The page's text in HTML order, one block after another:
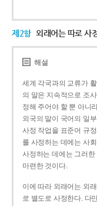
제2항 외래어는 따로 사
해설
세계 각국과의 교류가
의 말은 지속적으로 조
정해 주어야 할 뿐 아니
외국의 말이 국어의 일
사정 작업을 표준어 규
를 사정하는 데에는 사
사정하는 데에는 그러
마련한 것이다.
이에 따라 외래어는 외
로 별도로 사정한다. 다